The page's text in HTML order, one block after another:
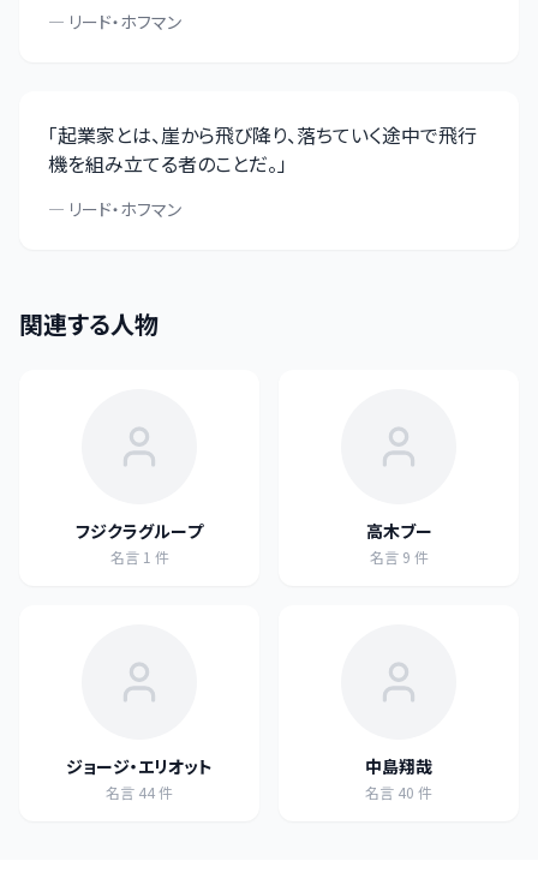
— リード・ホフマン
「起業家とは、崖から飛び降り、落ちていく途中で飛行
機を組み立てる者のことだ。」
— リード・ホフマン
関連する人物
フジクラグループ
名言 1 件
高木ブー
名言 9 件
ジョージ・エリオット
名言 44件
中島翔哉
名言 40 件